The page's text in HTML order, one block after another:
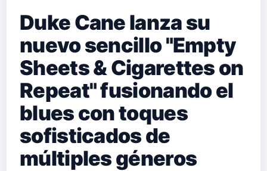
Duke Cane lanza su
nuevo sencillo "Empty
Sheets & Cigarettes on
Repeat" fusionando el
blues con toques
sofisticados de
múltiples géneros